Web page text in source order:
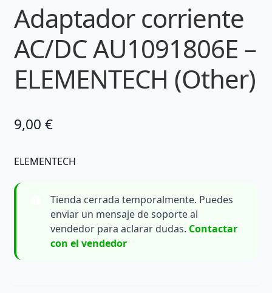
Adaptador corriente
AC/DC AU1091806E –
ELEMENTECH (Other)
9,00 €
ELEMENTECH
Tienda cerrada temporalmente. Puedes
enviar un mensaje de soporte al
vendedor para aclarar dudas. Contactar
con el vendedor